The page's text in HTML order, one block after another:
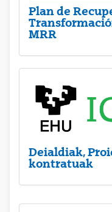
Plan de
MRR
Deialdiak,
kontratuak